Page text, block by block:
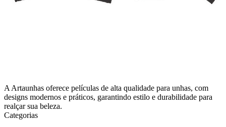
A Artaunhas oferece películas de alta qualidade para unhas, com
designs modernos e práticos, garantindo estilo e durabilidade para
realçar sua beleza.
Categorias